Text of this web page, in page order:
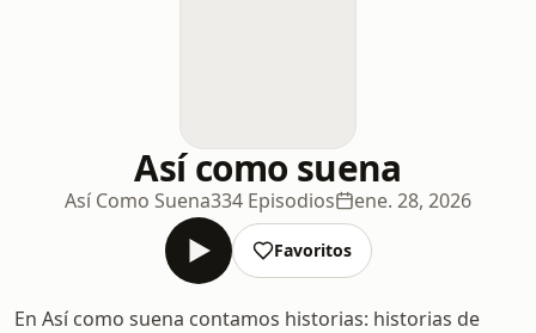
Así como suena
Así Como Suena334 Episodios ene. 28, 2026
Favoritos
En Así como suena contamos historias: historias de